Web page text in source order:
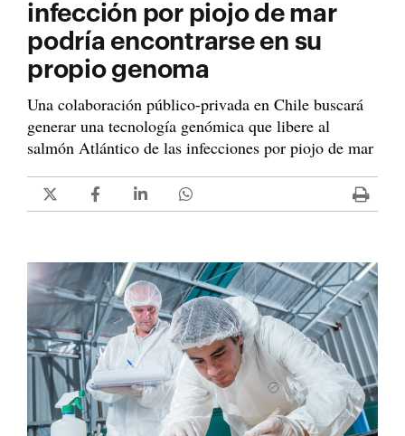
infección por piojo de mar
podría encontrarse en su
propio genoma
Una colaboración público-privada en Chile buscará
generar una tecnología genómica que libere al
salmón Atlántico de las infecciones por piojo de mar